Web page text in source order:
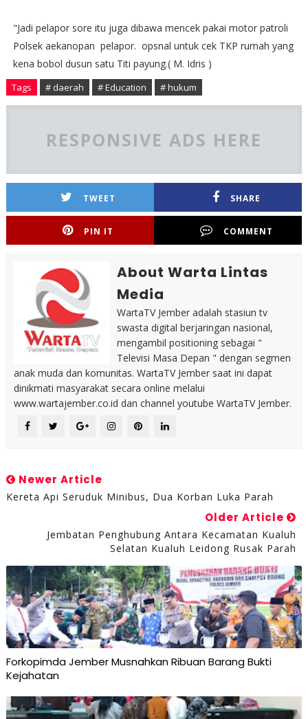
"Jadi pelapor sore itu juga dibawa mencek pakai motor patroli
Polsek aekanopan pelapor. opsnal untuk cek TKP rumah yang
kena bobol dusun satu Titi payung.( M. Idris )
Tags # daerah # Education # hukum
RESPONSIVE ADS HERE
TWEET SHARE
PIN IT COMMENT
About Warta Lintas
Media
WartaTV Jember adalah stasiun tv
swasta digital berjaringan nasional,
mengambil positioning sebagai "
Televisi Masa Depan " dengan segmen
anak muda dan komunitas. WartaTV Jember saat ini dapat
dinikmati masyarakat secara online melalui
www.wartajember.co.id dan channel youtube WartaTV Jember.
Newer Article
Kereta Api Seruduk Minibus, Dua Korban Luka Parah
Older Article
Jembatan Penghubung Antara Kecamatan Kualuh
Selatan Kualuh Leidong Rusak Parah
Forkopimda Jember Musnahkan Ribuan Barang Bukti
Kejahatan